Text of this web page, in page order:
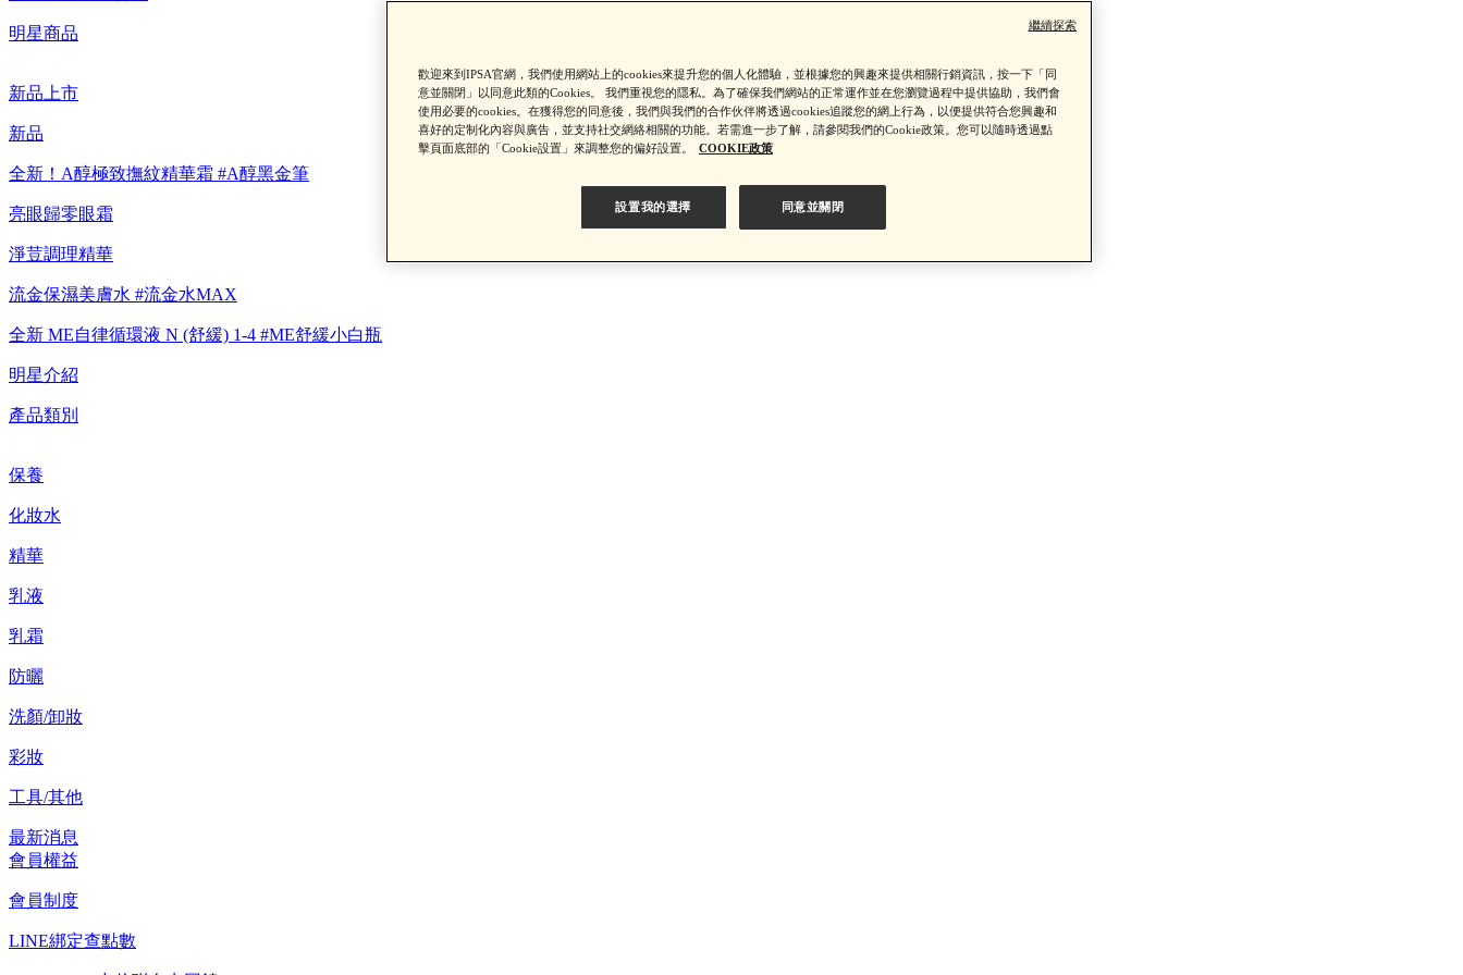
【8/4-8/9 滿額享好禮▼點我了解詳情】
【綁定中信LINE Pay卡享最高6%回饋▼點我了解詳情
【重要公告】IPSA 無法驗證非官方通路銷售之品牌商品的真實性，也無法協助此類商品的售後服務
明星商品
新品上市
新品
全新！A醇極致撫紋精華霜 #A醇黑金筆
亮眼歸零眼霜
淨荳調理精華
流金保濕美膚水 #流金水MAX
全新 ME自律循環液 N (舒緩) 1-4 #ME舒緩小白瓶
明星介紹
產品類別
保養
化妝水
精華
乳液
乳霜
防曬
洗顏/卸妝
彩妝
工具/其他
最新消息
會員權益
會員制度
LINE綁定查點數
歡迎來到IPSA官網，我們使用網站上的cookies來提升您的個人化體驗，並根據您的興趣來提供相關行銷資訊，按一下「同
意並關閉」以同意此類的Cookies。 我們重視您的隱私。為了確保我們網站的正常運作並在您瀏覽過程中提供協助，我們會
使用必要的cookies。在獲得您的同意後，我們與我們的合作伙伴將透過cookies追蹤您的網上行為，以便提供符合您興趣和
喜好的定制化內容與廣告，並支持社交網絡相關的功能。若需進一步了解，請參閱我們的Cookie政策。您可以隨時透過點
擊頁面底部的「Cookie設置」來調整您的偏好設置。
COOKIE政策
設置我的選擇 同意並關閉
繼續探索